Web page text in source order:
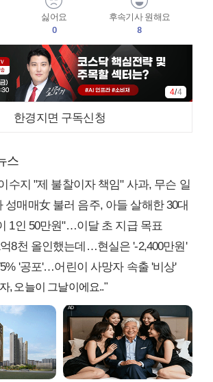
싫어요
0
후속기사 원해요
8
4/4
한경지면 구독신청
스
수지 "제 불찰이자 책임" 사과, 무슨 일
성매매女 불러 음주, 아들 살해한 30대
1인 50만원"…이달 초 지급 목표
8천 올인했는데…현실은 '-2,400만원'
'공포'…어린이 사망자 속출 '비상'
, 오늘이 그날이에요.."